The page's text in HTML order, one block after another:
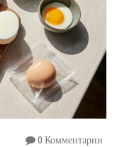
0 Комментарии